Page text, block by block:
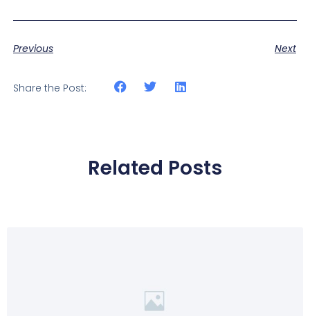
Previous Next
Share the Post:
Related Posts